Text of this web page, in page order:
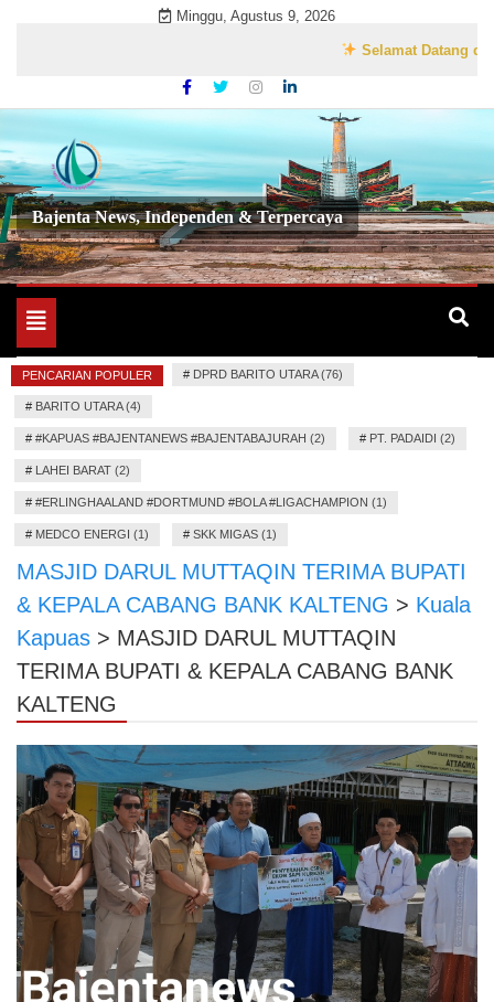
Minggu, Agustus 9, 2026
Selamat Datang di
Bajenta News, Independen & Terpercaya
Toggle
navigation
PENCARIAN POPULER # DPRD BARITO UTARA (76)
# BARITO UTARA (4)
# #KAPUAS #BAJENTANEWS #BAJENTABAJURAH (2) # PT. PADAIDI (2)
# LAHEI BARAT (2)
# #ERLINGHAALAND #DORTMUND #BOLA #LIGACHAMPION (1)
# MEDCO ENERGI (1) # SKK MIGAS (1)
MASJID DARUL MUTTAQIN TERIMA BUPATI
& KEPALA CABANG BANK KALTENG > Kuala
Kapuas > MASJID DARUL MUTTAQIN
TERIMA BUPATI & KEPALA CABANG BANK
KALTENG